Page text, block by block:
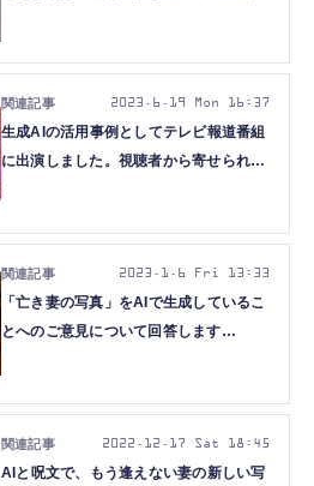
生成AIの活用事例としてテレビ報道番組
に出演しました。視聴者から寄せられた
2023.6.19 Mon 16:37
「亡き妻の写真」をAIで生成しているこ
とへのご意見について回答します
2023.1.6 Fri 13:33
AIと呪文で、もう逢えない妻の新しい写
2022.12.17 Sat 18:45